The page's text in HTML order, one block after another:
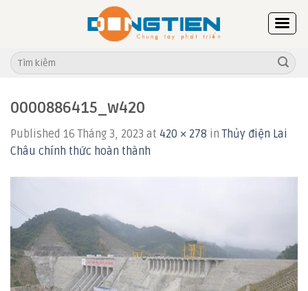
Tìm
kiếm:
0000886415_w420
Published 16 Tháng 3, 2023 at 420 × 278 inThủy điện Lai
Châu chính thức hoàn thành